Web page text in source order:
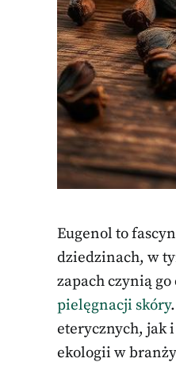
Eugenol to
dziedzinach, w
zapach czynią
pielęgnacji skóry
eterycznych, jak
ekologii w